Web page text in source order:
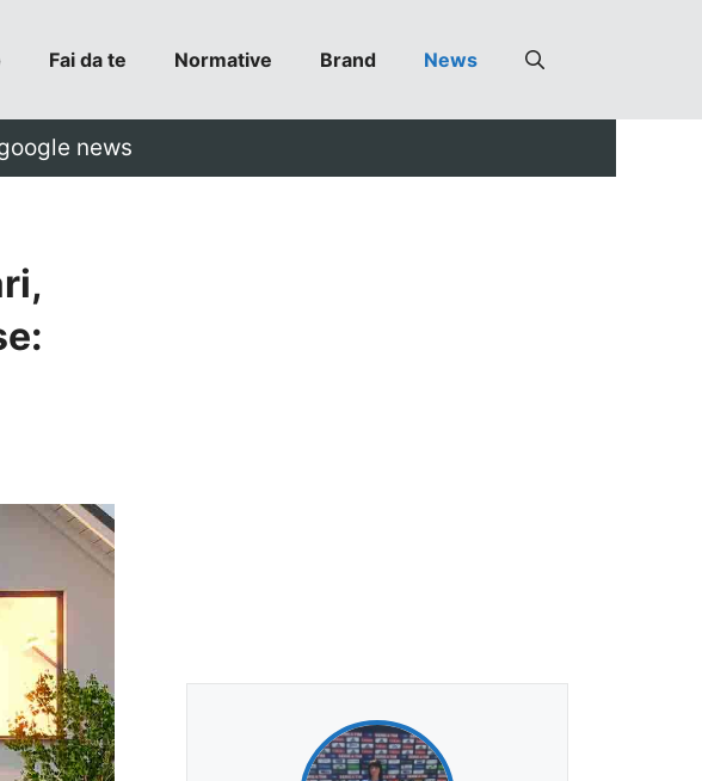
Fai da te Normative Brand News
news